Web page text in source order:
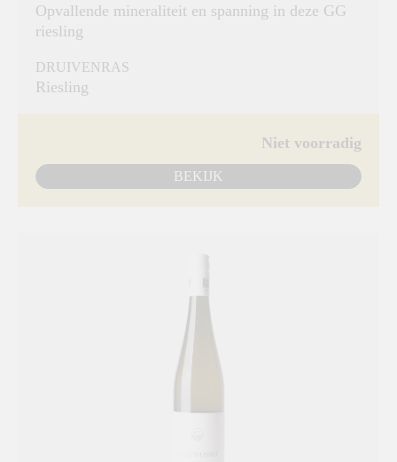
Opvallende mineraliteit en spanning in deze GG
riesling
DRUIVENRAS
Riesling
Niet voorradig
BEKIJK